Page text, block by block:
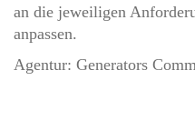
an die jeweiligen
anpassen.
Agentur: Generators